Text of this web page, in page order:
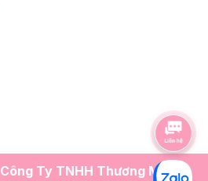
Công Ty TNHH Thương Mại Và